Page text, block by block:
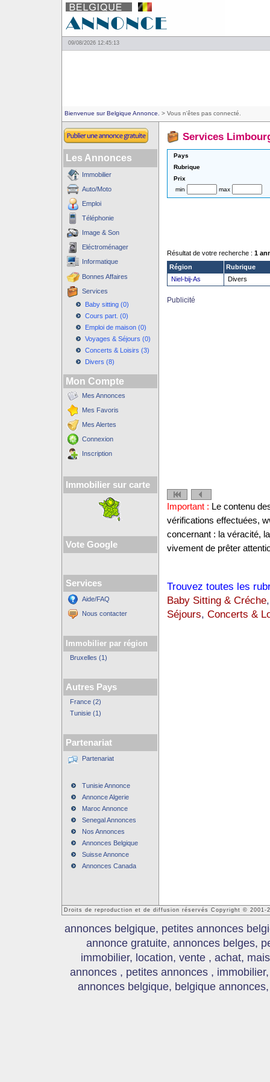
09/08/2026 12:45:13
Bienvenue sur Belgique Annonce. > Vous n'êtes pas connecté.
Les Annonces
Immobilier
Auto/Moto
Emploi
Téléphonie
Image & Son
Eléctroménager
Informatique
Bonnes Affaires
Services
Baby sitting (0)
Cours part. (0)
Emploi de maison (0)
Voyages & Séjours (0)
Concerts & Loisirs (3)
Divers (8)
Mon Compte
Mes Annonces
Mes Favoris
Mes Alertes
Connexion
Inscription
Immobilier sur carte
Vote Google
Services
Aide/FAQ
Nous contacter
Immobilier par région
Bruxelles (1)
Autres Pays
France (2)
Tunisie (1)
Partenariat
Partenariat
Tunisie Annonce
Annonce Algerie
Maroc Annonce
Senegal Annonces
Nos Annonces
Annonces Belgique
Suisse Annonce
Annonces Canada
Services
Pays
Rubrique
Prix
min
max
Résultat de votre recherche : 1
Région
Rubrique
Niel-bij-As
Divers
Publicité
Important : Le contenu
vérifications effectuées,
concernant : la véracité,
vivement de prêter
Trouvez toutes les
Baby Sitting & Créche
Séjours, Concerts &
Droits de reproduction et de diffusion réservés Copyright © 2001-
annonces belgique, petites annonces
annonce gratuite, annonces belges,
immobilier, location, vente , achat,
annonces , petites annonces ,
annonces belgique, belgique